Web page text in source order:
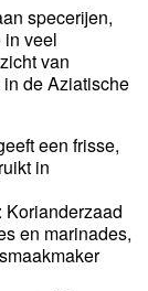
specerijen,
in veel
van
de Aziatische
een frisse,
in
: Korianderzaad
en marinades,